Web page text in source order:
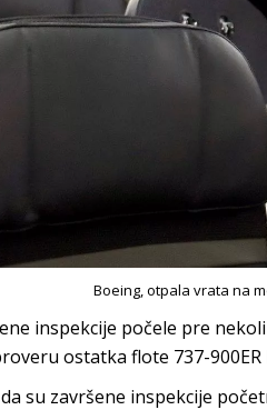
Boeing, otpala vrata na
inspekcije počele pre
ostatka flote 737-900ER
su završene inspekcije